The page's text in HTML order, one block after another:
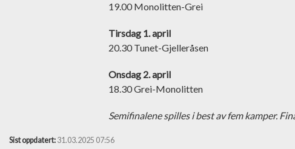
19.00 Monolitten-Grei
Tirsdag 1. april
20.30 Tunet-Gjelleråsen
Onsdag 2. april
18.30 Grei-Monolitten
Semifinalene spilles i best av fem kamper.
Sist oppdatert: 31.03.2025 07:56